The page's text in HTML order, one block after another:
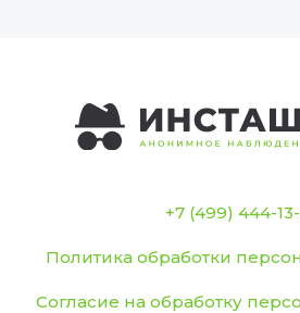
+7 (499) 444-
Политика обработки
Согласие на обработку